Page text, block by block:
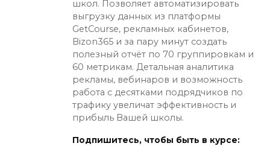
школ. Позволяет автоматизировать
выгрузку данных из платформы
GetCourse, рекламных кабинетов,
Bizon365 и за пару минут создать
полезный отчёт по 70 группировкам и
60 метрикам. Детальная аналитика
рекламы, вебинаров и возможность
работа с десятками подрядчиков по
трафику увеличат эффективность и
прибыль Вашей школы.
Подпишитесь, чтобы быть в курсе: